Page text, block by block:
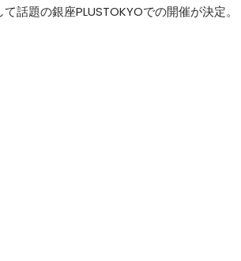
話題の銀座PLUSTOKYOでの開催が決定。